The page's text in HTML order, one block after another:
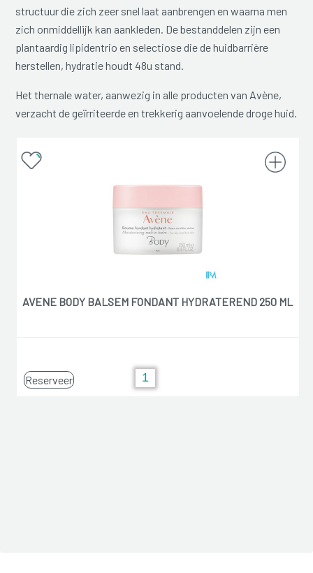
structuur die zich zeer snel laat aanbrengen en waarna men
zich onmiddellijk kan aankleden. De bestanddelen zijn een
plantaardig lipidentrio en selectiose die de huidbarrière
herstellen, hydratie houdt 48u stand.
Het thernale water, aanwezig in alle producten van Avène,
verzacht de geïrriteerde en trekkerig aanvoelende droge huid.
AVENE BODY BALSEM FONDANT HYDRATEREND 250 ML
Reserveer